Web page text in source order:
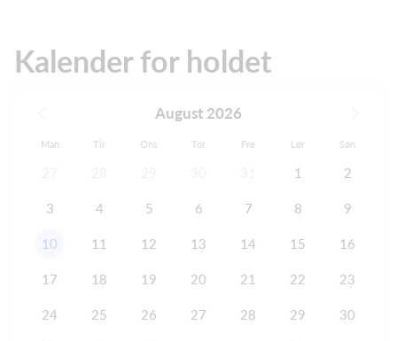
Kalender for holdet
August 2026
Man Tir Ons Tor Fre Lør Søn
1 2
3 4 5 6 7 8 9
10 11 12 13 14 15 16
17 18 19 20 21 22 23
24 25 26 27 28 29 30